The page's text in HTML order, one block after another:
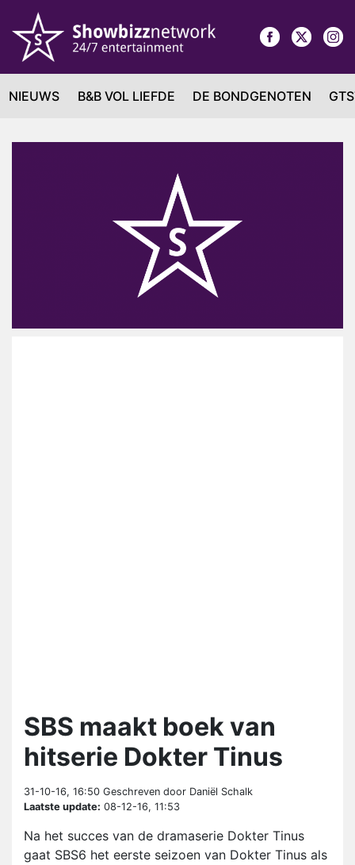
NIEUWS B&B VOL LIEFDE DE BONDGENOTEN
SBS maakt boek van
hitserie Dokter Tinus
31-10-16, 16:50 Geschreven door Daniël Schalk
Laatste update: 08-12-16, 11:53
Na het succes van de dramaserie Dokter Tinus
gaat SBS6 het eerste seizoen van Dokter Tinus als